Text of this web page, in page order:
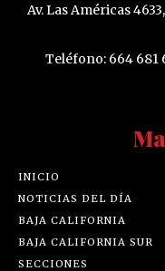
Av. Las Américas
Teléfono: 664 681
INICIO
NOTICIAS DEL DÍA
BAJA CALIFORNIA
BAJA CALIFORNIA SUR
SECCIONES